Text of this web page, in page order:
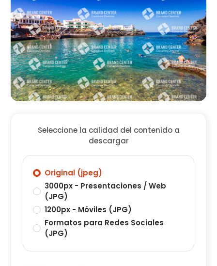
Seleccione la calidad del contenido a
descargar
Original (jpeg)
3000px - Presentaciones / Web
(JPG)
1200px - Móviles (JPG)
Formatos para Redes Sociales
(JPG)